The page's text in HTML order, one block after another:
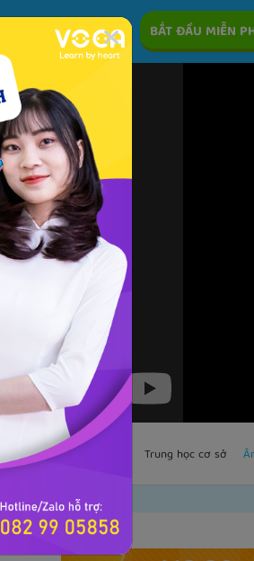
BẮT ĐẦU MIỄN
XEM THÊM
TOEIC IELTS Trung học cơ sở